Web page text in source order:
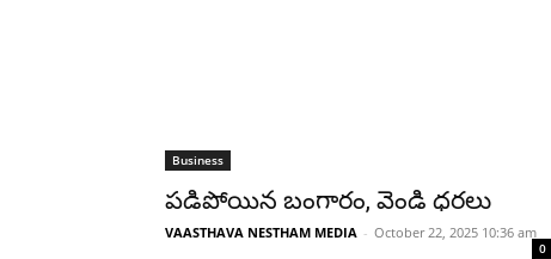
Business
పడిపోయిన బంగారం, వెండి ధరలు
VAASTHAVA NESTHAM MEDIA - October 22, 2025 10:36 am
0